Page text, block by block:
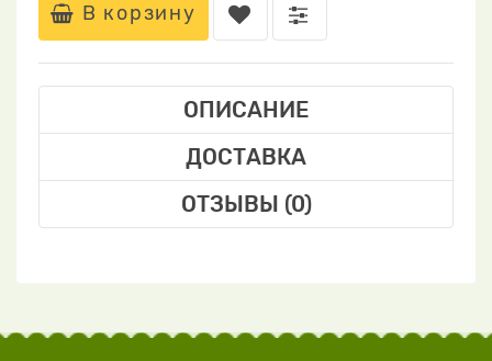
В корзину
ОПИСАНИЕ
ДОСТАВКА
ОТЗЫВЫ (0)